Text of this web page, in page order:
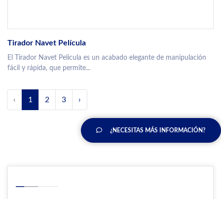
Tirador Navet Película
El Tirador Navet Película es un acabado elegante de manipulación
fácil y rápida, que permite...
‹ 1 2 3 ›
¿NECESITAS MÁS INFORMACIÓN?